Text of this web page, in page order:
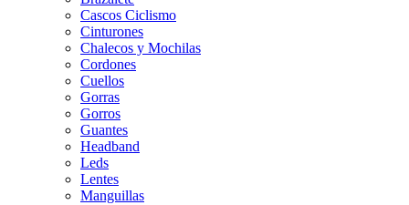
Cascos Ciclismo
Cinturones
Chalecos y Mochilas
Cordones
Cuellos
Gorras
Gorros
Guantes
Headband
Leds
Lentes
Manguillas